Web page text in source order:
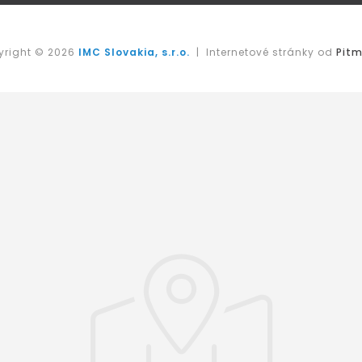
© 2026 IMC Slovakia, s.r.o. | Internetové stránky od